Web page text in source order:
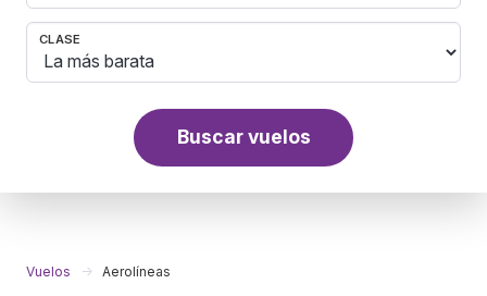
CLASE
Buscar vuelos
Vuelos Aerolíneas